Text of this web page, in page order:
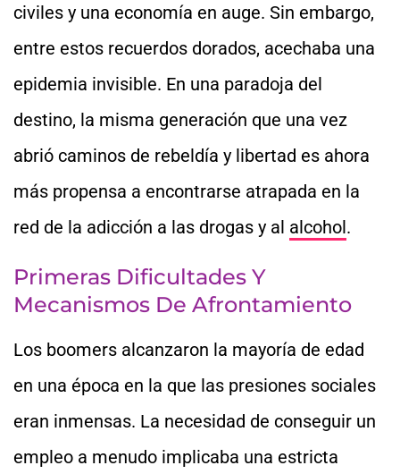
civiles y una economía en auge. Sin embargo,
entre estos recuerdos dorados, acechaba una
epidemia invisible. En una paradoja del
destino, la misma generación que una vez
abrió caminos de rebeldía y libertad es ahora
más propensa a encontrarse atrapada en la
red de la adicción a las drogas y al alcohol.
Primeras Dificultades Y
Mecanismos De Afrontamiento
Los boomers alcanzaron la mayoría de edad
en una época en la que las presiones sociales
eran inmensas. La necesidad de conseguir un
empleo a menudo implicaba una estricta